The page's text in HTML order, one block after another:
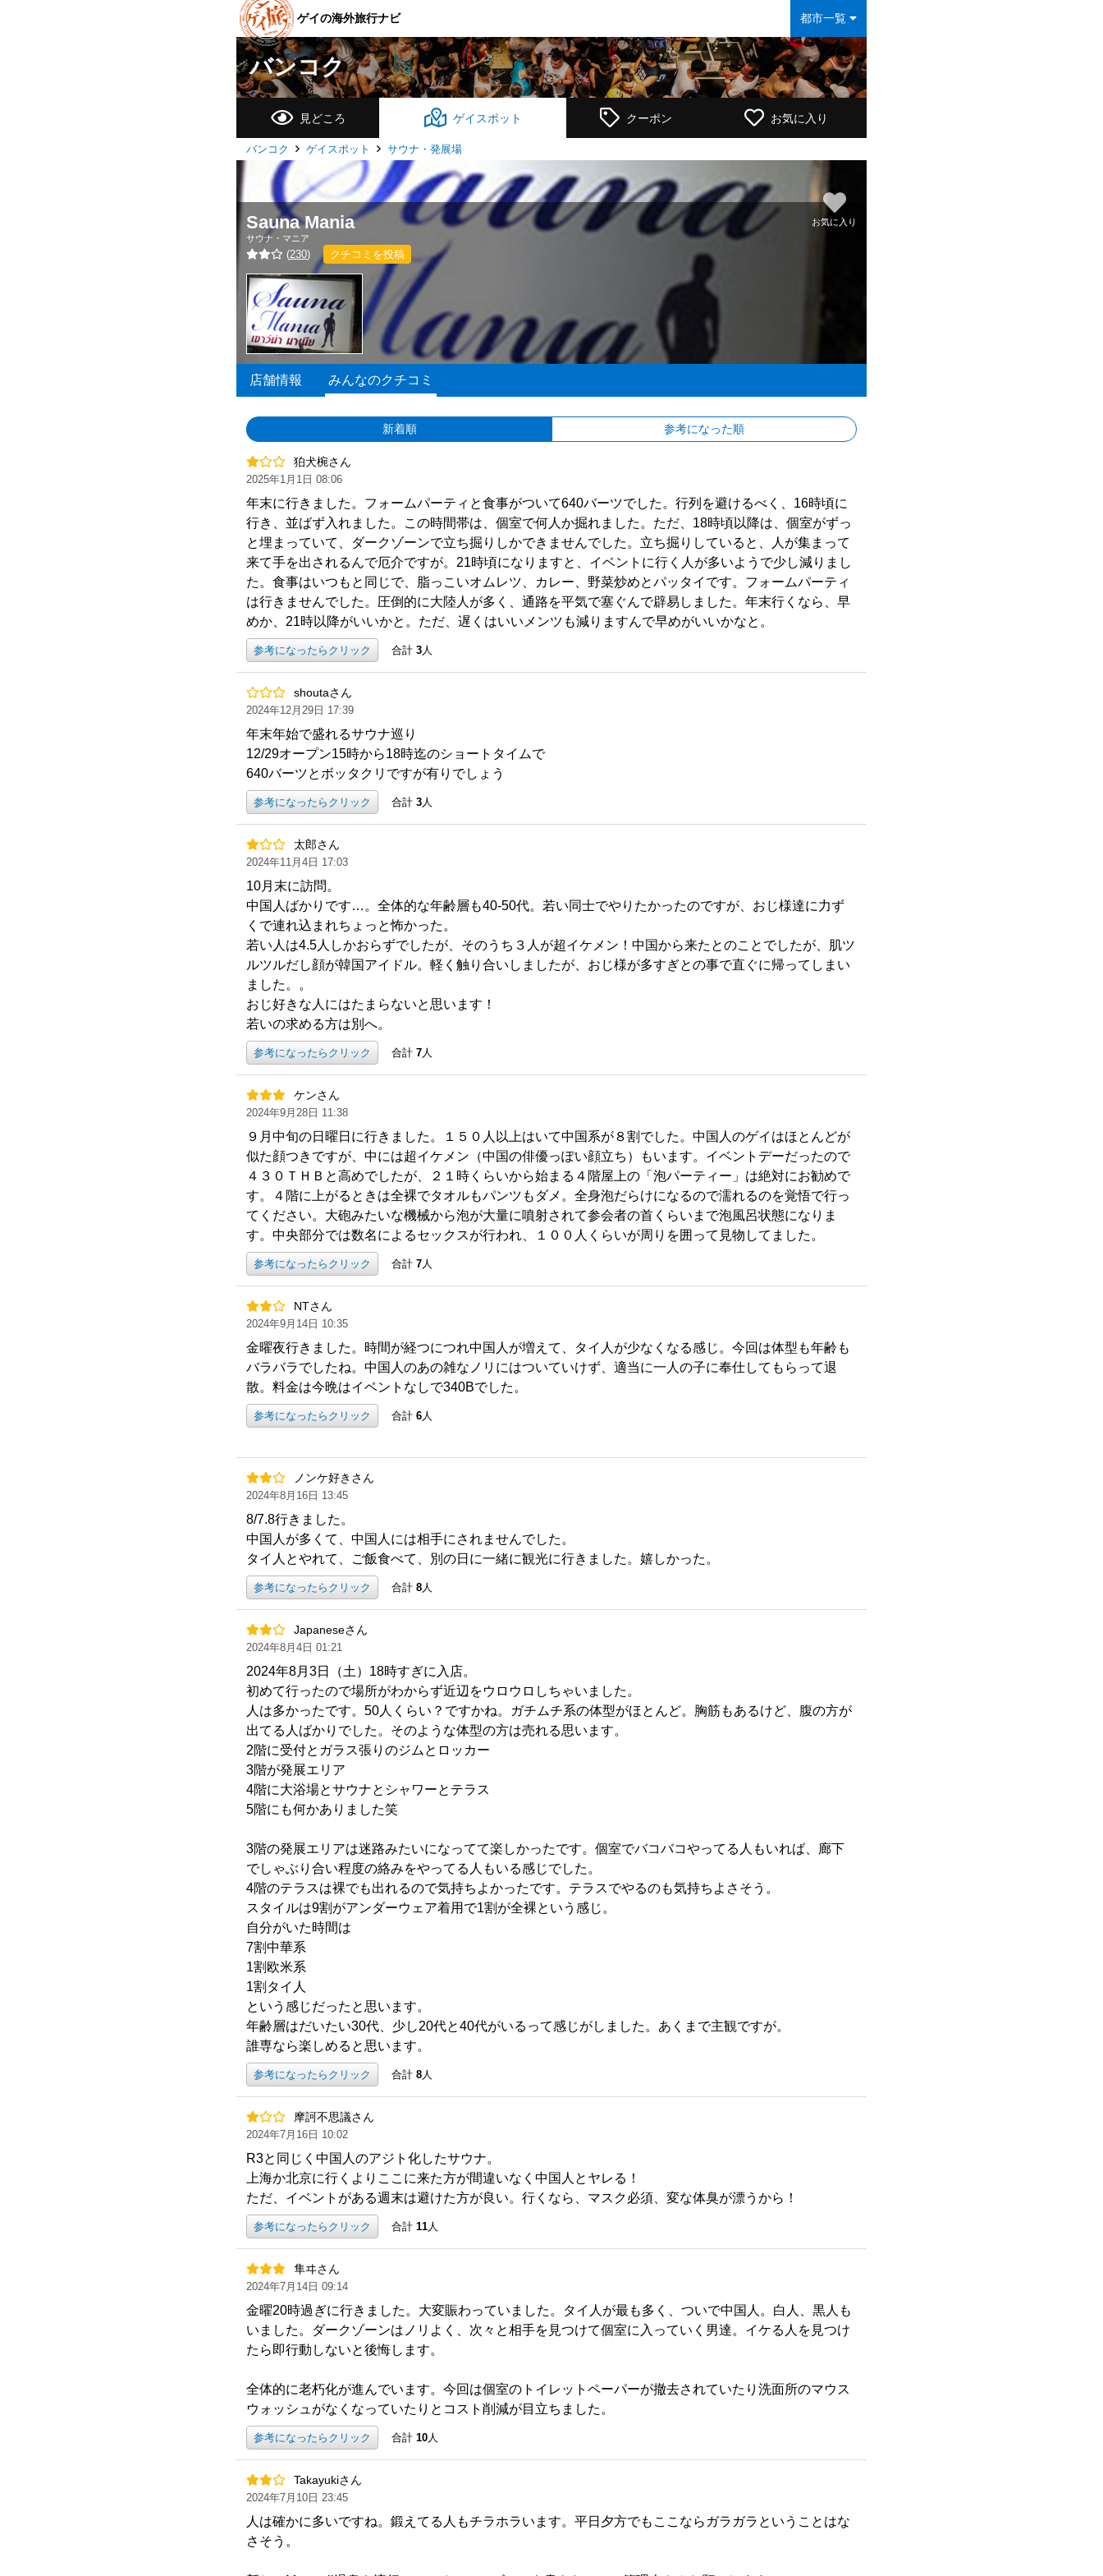
都市一覧
ゲイの海外旅行ナビ
バンコク
見どころ ゲイスポット クーポン お気に入り
バンコク ゲイスポット サウナ・発展場
Sauna Mania
サウナ・マニア
(230) クチコミを投稿
お気に入り
店舗情報 みんなのクチコミ
新着順 参考になった順
狛犬椀さん
2025年1月1日 08:06
年末に行きました。フォームパーティと食事がついて640バーツでした。行列を避けるべく、16時頃に
行き、並ばず入れました。この時間帯は、個室で何人か掘れました。ただ、18時頃以降は、個室がずっ
と埋まっていて、ダークゾーンで立ち掘りしかできませんでした。立ち掘りしていると、人が集まって
来て手を出されるんで厄介ですが。21時頃になりますと、イベントに行く人が多いようで少し減りまし
た。食事はいつもと同じで、脂っこいオムレツ、カレー、野菜炒めとパッタイです。フォームパーティ
は行きませんでした。圧倒的に大陸人が多く、通路を平気で塞ぐんで辟易しました。年末行くなら、早
めか、21時以降がいいかと。ただ、遅くはいいメンツも減りますんで早めがいいかなと。
参考になったらクリック 合計 3人
shoutaさん
2024年12月29日 17:39
年末年始で盛れるサウナ巡り
12/29オープン15時から18時迄のショートタイムで
640バーツとボッタクリですが有りでしょう
参考になったらクリック 合計 3人
太郎さん
2024年11月4日 17:03
10月末に訪問。
中国人ばかりです…。全体的な年齢層も40-50代。若い同士でやりたかったのですが、おじ様達に力ず
くで連れ込まれちょっと怖かった。
若い人は4.5人しかおらずでしたが、そのうち３人が超イケメン！中国から来たとのことでしたが、肌ツ
ルツルだし顔が韓国アイドル。軽く触り合いしましたが、おじ様が多すぎとの事で直ぐに帰ってしまい
ました。。
おじ好きな人にはたまらないと思います！
若いの求める方は別へ。
参考になったらクリック 合計 7人
ケンさん
2024年9月28日 11:38
９月中旬の日曜日に行きました。１５０人以上はいて中国系が８割でした。中国人のゲイはほとんどが
似た顔つきですが、中には超イケメン（中国の俳優っぽい顔立ち）もいます。イベントデーだったので
４３０ＴＨＢと高めでしたが、２１時くらいから始まる４階屋上の「泡パーティー」は絶対にお勧めで
す。４階に上がるときは全裸でタオルもパンツもダメ。全身泡だらけになるので濡れるのを覚悟で行っ
てください。大砲みたいな機械から泡が大量に噴射されて参会者の首くらいまで泡風呂状態になりま
す。中央部分では数名によるセックスが行われ、１００人くらいが周りを囲って見物してました。
参考になったらクリック 合計 7人
NTさん
2024年9月14日 10:35
金曜夜行きました。時間が経つにつれ中国人が増えて、タイ人が少なくなる感じ。今回は体型も年齢も
バラバラでしたね。中国人のあの雑なノリにはついていけず、適当に一人の子に奉仕してもらって退
散。料金は今晩はイベントなしで340Bでした。
参考になったらクリック 合計 6人
ノンケ好きさん
2024年8月16日 13:45
8/7.8行きました。
中国人が多くて、中国人には相手にされませんでした。
タイ人とやれて、ご飯食べて、別の日に一緒に観光に行きました。嬉しかった。
参考になったらクリック 合計 8人
Japaneseさん
2024年8月4日 01:21
2024年8月3日（土）18時すぎに入店。
初めて行ったので場所がわからず近辺をウロウロしちゃいました。
人は多かったです。50人くらい？ですかね。ガチムチ系の体型がほとんど。胸筋もあるけど、腹の方が
出てる人ばかりでした。そのような体型の方は売れる思います。
2階に受付とガラス張りのジムとロッカー
3階が発展エリア
4階に大浴場とサウナとシャワーとテラス
5階にも何かありました笑
3階の発展エリアは迷路みたいになってて楽しかったです。個室でバコバコやってる人もいれば、廊下
でしゃぶり合い程度の絡みをやってる人もいる感じでした。
4階のテラスは裸でも出れるので気持ちよかったです。テラスでやるのも気持ちよさそう。
スタイルは9割がアンダーウェア着用で1割が全裸という感じ。
自分がいた時間は
7割中華系
1割欧米系
1割タイ人
という感じだったと思います。
年齢層はだいたい30代、少し20代と40代がいるって感じがしました。あくまで主観ですが。
誰専なら楽しめると思います。
参考になったらクリック 合計 8人
摩訶不思議さん
2024年7月16日 10:02
R3と同じく中国人のアジト化したサウナ。
上海か北京に行くよりここに来た方が間違いなく中国人とヤレる！
ただ、イベントがある週末は避けた方が良い。行くなら、マスク必須、変な体臭が漂うから！
参考になったらクリック 合計 11人
隼ヰさん
2024年7月14日 09:14
金曜20時過ぎに行きました。大変賑わっていました。タイ人が最も多く、ついで中国人。白人、黒人も
いました。ダークゾーンはノリよく、次々と相手を見つけて個室に入っていく男達。イケる人を見つけ
たら即行動しないと後悔します。
全体的に老朽化が進んでいます。今回は個室のトイレットペーパーが撤去されていたり洗面所のマウス
ウォッシュがなくなっていたりとコスト削減が目立ちました。
参考になったらクリック 合計 10人
Takayukiさん
2024年7月10日 23:45
人は確かに多いですね。鍛えてる人もチラホラいます。平日夕方でもここならガラガラということはな
さそう。